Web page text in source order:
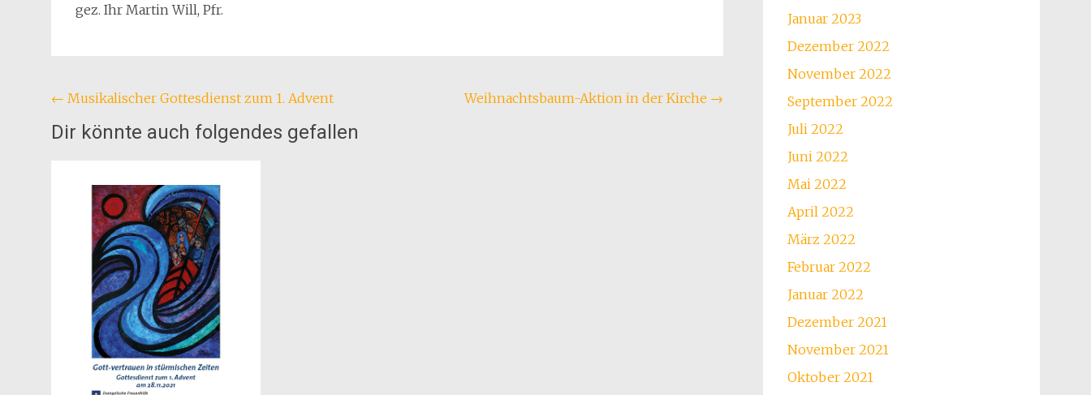
gez. Ihr Martin Will, Pfr.
Beitragsnavigation
← Musikalischer Gottesdienst zum 1. Advent Weihnachtsbaum-Aktion in der Kirche →
Dir könnte auch folgendes gefallen
Januar 2023
Dezember 2022
November 2022
September 2022
Juli 2022
Juni 2022
Mai 2022
April 2022
März 2022
Februar 2022
Januar 2022
Dezember 2021
November 2021
Oktober 2021